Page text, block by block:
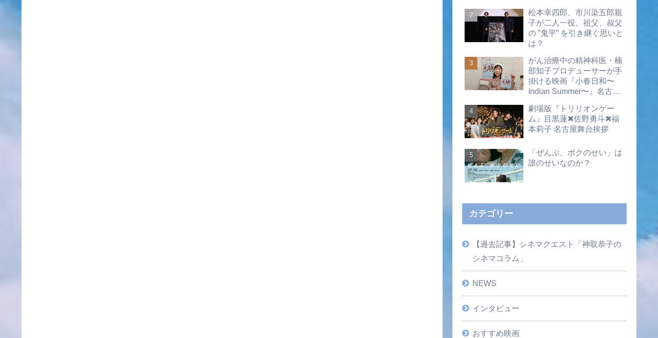
松本幸四郎、市川染五郎親
子が二人一役。祖父、叔父
の ”鬼平” を引き継ぐ思いと
は？
がん治療中の精神科医・楠
部知子プロデューサーが手
掛ける映画『小春日和〜
Indian Summer〜』名古屋
画あり）
劇場版『トリリオンゲー
ム』目黒蓮✖佐野勇斗✖福
本莉子 名古屋舞台挨拶
「ぜんぶ、ボクのせい」は
誰のせいなのか？
カテゴリー
【過去記事】シネマクエスト「神取恭子の
シネマコラム」
NEWS
インタビュー
おすすめ映画